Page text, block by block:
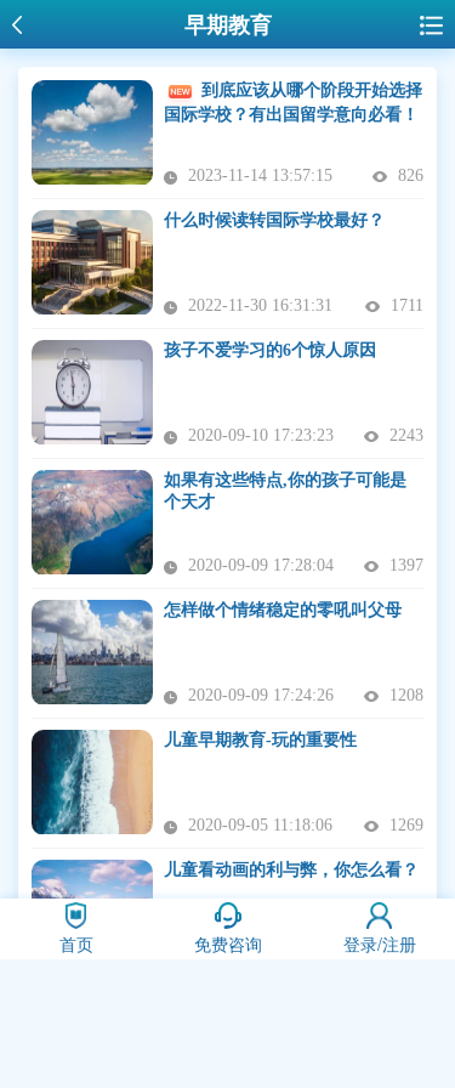
早期教育
到底应该从哪个阶段开始选择
国际学校？有出国留学意向必看！
2023-11-14 13:57:15 826
什么时候读转国际学校最好？
2022-11-30 16:31:31 1711
孩子不爱学习的6个惊人原因
2020-09-10 17:23:23 2243
如果有这些特点,你的孩子可能是
个天才
2020-09-09 17:28:04 1397
怎样做个情绪稳定的零吼叫父母
2020-09-09 17:24:26 1208
儿童早期教育-玩的重要性
2020-09-05 11:18:06 1269
儿童看动画的利与弊，你怎么看？
2020-09-02 17:01:02 1415
首页 免费咨询 登录/注册